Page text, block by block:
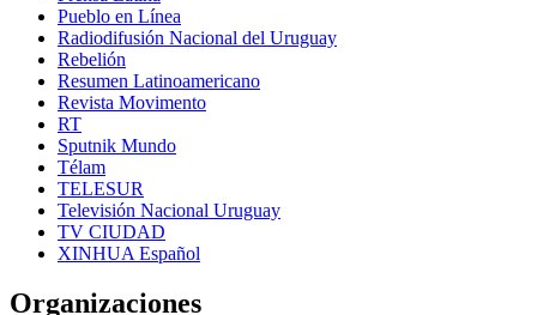
Pueblo en Línea
Radiodifusión Nacional del Uruguay
Rebelión
Resumen Latinoamericano
Revista Movimento
RT
Sputnik Mundo
Télam
TELESUR
Televisión Nacional Uruguay
TV CIUDAD
XINHUA Español
Organizaciones